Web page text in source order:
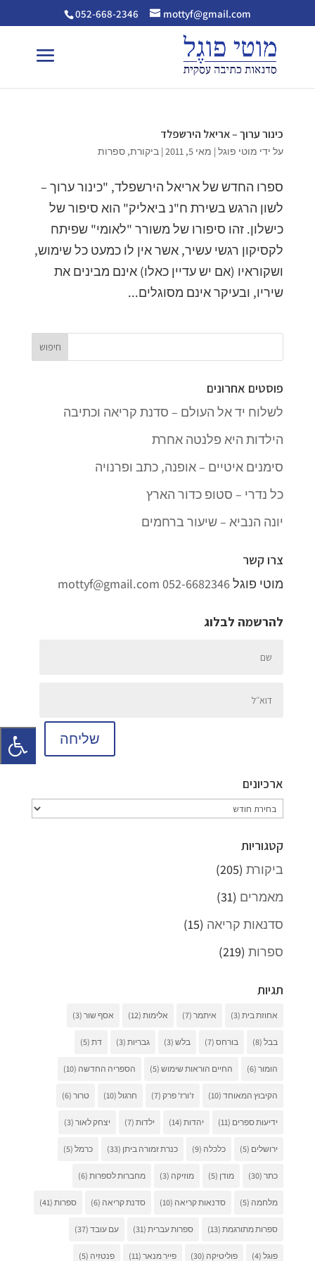
052-668-2346 mottyf@gmail.com
כינור ערוך – אריאל הירשפלד
על ידי מוטי פוגל| מאי 5, 2011 | ביקורת, ספרות
ספרו החדש של אריאל הירשפלד, "כינור ערוך –
לשון הרגש בשירת ח"נ ביאליק" הוא סיפור של
כישלון. זהו סיפורו של משורר "לאומי" שפיתח
לקסיקון רגשי עשיר, אשר אין לו כמעט כל שימוש,
ושקוראיו (אם יש עדיין כאלו) אינם מבינים את
שיריו, ובעיקר אינם מסוגלים...
פוסטים אחרונים
לשלוח יד אל העולם – סדנת קריאה וכתיבה
הילדות היא פלנטה אחרת
סימנים איטיים – אופנה, כתב ופרנויה
כל נדרי – סטופ כדור הארץ
יונה הנביא – שיעור ברחמים
צרו קשר
מוטי פוגל052-6682346
mottyf@gmail.com
להרשמה לבלוג
שליחה
ארכיונים
ארכיונים
קטגוריות
ביקורת(205)
מאמרים (31)
סדנאות קריאה (15)
ספרות(219)
תגיות
אחוזת בית(3) איתמר(7) אלימות(12) אסף שור(3)
בבל(8) בורחס(7) בלש(3) גבריות(3) דת(5)
הומור(6) החיים הוראות שימוש(5) הספריה החדשה (10)
הקיבוץ המאוחד(10) ז'ורז' פרק(7) חרגול(10) טרור(6)
ידיעות ספרים (11) יהדות(14) ילדות(7) יצחק לאור(3)
ירושלים (5) כלכלה (9) כנרת זמורה ביתן (33) כרמל(5)
כתר(30) מודן (5) מוזיקה (3) מחברות לספרות(6)
מלחמה (5) סדנאות קריאה (10) סדנת קריאה (6) ספרות(41)
ספרות מתורגמת(13) ספרות עברית(31) עם עובד(37)
פוגל(4) פוליטיקה (30) פייר מנאר(11) פנטזיה (5)